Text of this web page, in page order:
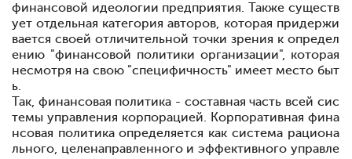
финансовой идеологии предприятия. Также существ
ует отдельная категория авторов, которая придержи
вается своей отличительной точки зрения к определ
ению "финансовой политики организации", которая
несмотря на свою "специфичность" имеет место быт
ь.
Так, финансовая политика - составная часть всей сис
темы управления корпорацией. Корпоративная фина
нсовая политика определяется как система рациона
льного, целенаправленного и эффективного управле